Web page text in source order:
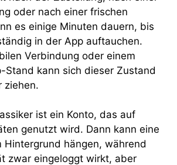
oder nach einer frischen
es einige Minuten dauern, bis
in der App auftauchen.
Verbindung oder einem
Stand kann sich dieser Zustand
ziehen.
ist ein Konto, das auf
genutzt wird. Dann kann eine
Hintergrund hängen, während
zwar eingeloggt wirkt, aber